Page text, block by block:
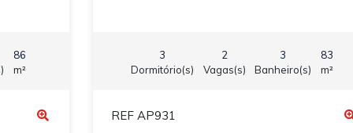
86
m²
3
Dormitório(s)
2
Vagas(s)
3
Banheiro(s)
83
m²
REF AP931